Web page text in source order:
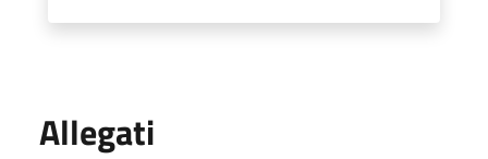
Allegati